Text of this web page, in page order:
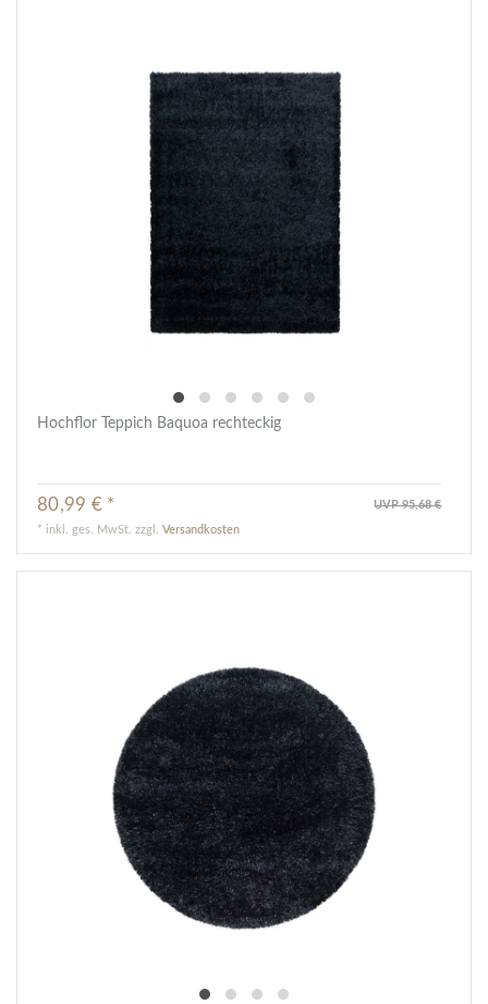
Hochflor Teppich Baquoa rechteckig
UVP 95,68 €
80,99 € *
* inkl. ges. MwSt. zzgl.Versandkosten